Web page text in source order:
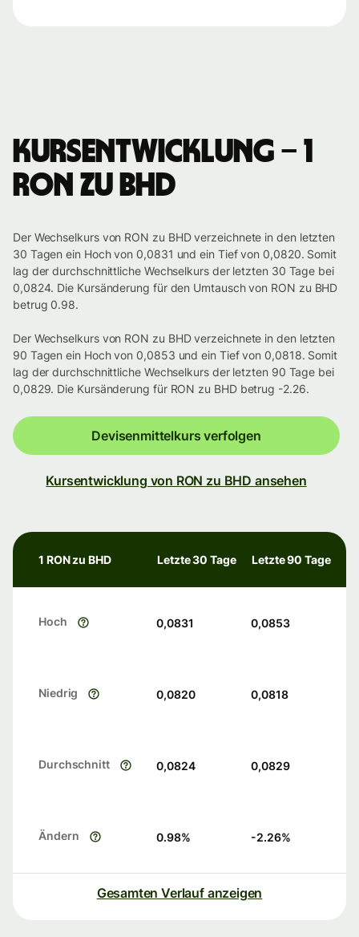
Kursentwicklung – 1
RON zu BHD
Der Wechselkurs von RON zu BHD verzeichnete in den letzten
30 Tagen ein Hoch von 0,0831 und ein Tief von 0,0820. Somit
lag der durchschnittliche Wechselkurs der letzten 30 Tage bei
0,0824. Die Kursänderung für den Umtausch von RON zu BHD
betrug 0.98.
Der Wechselkurs von RON zu BHD verzeichnete in den letzten
90 Tagen ein Hoch von 0,0853 und ein Tief von 0,0818. Somit
lag der durchschnittliche Wechselkurs der letzten 90 Tage bei
0,0829. Die Kursänderung für RON zu BHD betrug -2.26.
Devisenmittelkurs verfolgen
Kursentwicklung von RON zu BHD ansehen
1 RON zu BHD Letzte 30 Tage Letzte 90 Tage
Hoch 0,0831 0,0853
Niedrig 0,0820 0,0818
Durchschnitt 0,0824 0,0829
Ändern 0.98% -2.26%
Gesamten Verlauf anzeigen